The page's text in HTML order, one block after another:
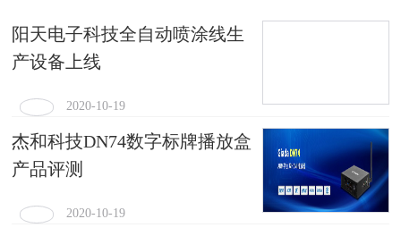
阳天电子科技全自动喷涂线生
产设备上线
2020-10-19
杰和科技DN74数字标牌播放盒
产品评测
2020-10-19